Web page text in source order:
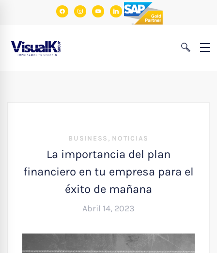
facebookinstagram
youtubelinkedin
BUSINESS , NOTICIAS
La importancia del plan
financiero en tu empresa para el
éxito de mañana
Abril 14, 2023